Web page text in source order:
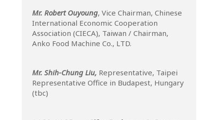
Mr. Robert Ouyoung, Vice Chairman, Chinese
International Economic Cooperation
Association (CIECA), Taiwan / Chairman,
Anko Food Machine Co., LTD.
Mr. Shih-Chung Liu, Representative, Taipei
Representative Office in Budapest, Hungary
(tbc)